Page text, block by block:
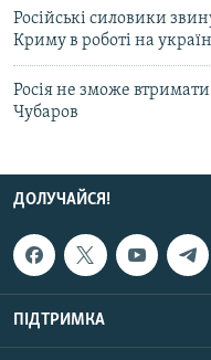
Російські силовики
Криму в роботі на
Росія не зможе
Чубаров
ДОЛУЧАЙСЯ!
ПІДТРИМКА